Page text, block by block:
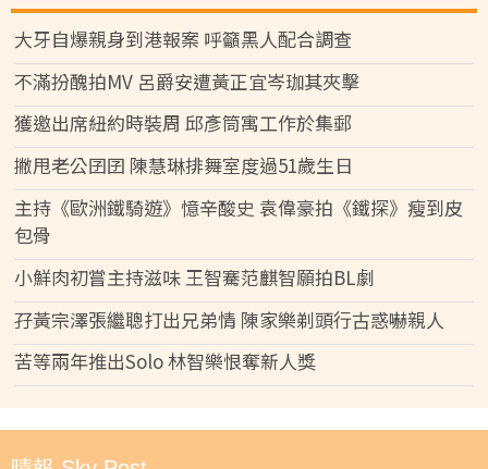
大牙自爆親身到港報案 呼籲黑人配合調查
不滿扮醜拍MV 呂爵安遭黃正宜岑珈其夾擊
獲邀出席紐約時裝周 邱彥筒寓工作於集郵
撇甩老公囝囝 陳慧琳排舞室度過51歲生日
主持《歐洲鐵騎遊》憶辛酸史 袁偉豪拍《鐵探》瘦到皮
包骨
小鮮肉初嘗主持滋味 王智騫范麒智願拍BL劇
孖黃宗澤張繼聰打出兄弟情 陳家樂剃頭行古惑嚇親人
苦等兩年推出Solo 林智樂恨奪新人獎